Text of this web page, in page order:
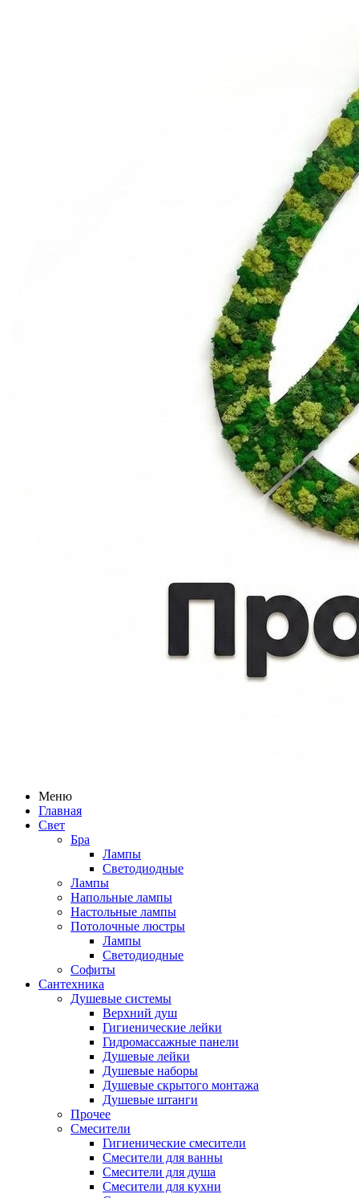
Меню
Главная
Свет
Бра
Лампы
Светодиодные
Лампы
Напольные лампы
Настольные лампы
Потолочные люстры
Лампы
Светодиодные
Софиты
Сантехника
Душевые системы
Верхний душ
Гигиенические лейки
Гидромассажные панели
Душевые лейки
Душевые наборы
Душевые скрытого монтажа
Душевые штанги
Прочее
Смесители
Гигиенические смесители
Смесители для ванны
Смесители для душа
Смесители для кухни